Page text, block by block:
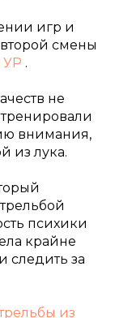
игр и
смены
УР .
не
внимания,
из лука.
психики
крайне
следить за
из